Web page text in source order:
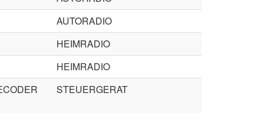
AUTORADIO
HEIMRADIO
HEIMRADIO
STEUERGERAT